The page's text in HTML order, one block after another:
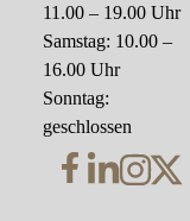
11.00 – 19.00 Uhr
Samstag: 10.00 –
16.00 Uhr
Sonntag:
geschlossen